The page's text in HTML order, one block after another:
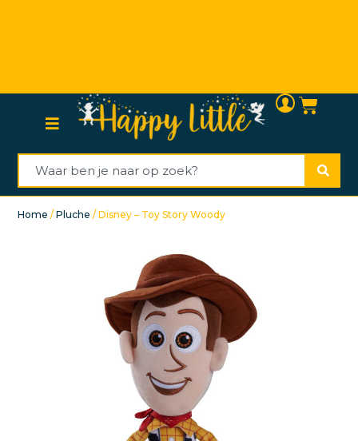
Home /Pluche / Disney – Toy Story Woody